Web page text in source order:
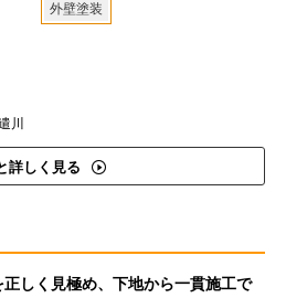
外壁塗装
川
詳しく見る
しく見極め、下地から一貫施工で